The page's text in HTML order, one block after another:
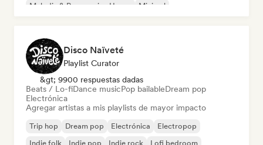
Melodic & Progressive House
Minimal
Disco Naïveté
Playlist Curator
&gt; 9900 respuestas dadas
Beats / Lo-fiDance musicPop bailableDream pop
Electrónica
Agregar artistas a mis playlists de mayor impacto
Trip hop Dream pop Electrónica
Electropop
Indie folk
Indie pop Indie rock Lofi bedroom